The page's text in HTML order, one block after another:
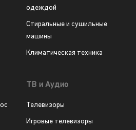
одеждой
Стиральные и сушильные
машины
Климатическая техника
ТВ и Аудио
Телевизоры
Игровые телевизоры